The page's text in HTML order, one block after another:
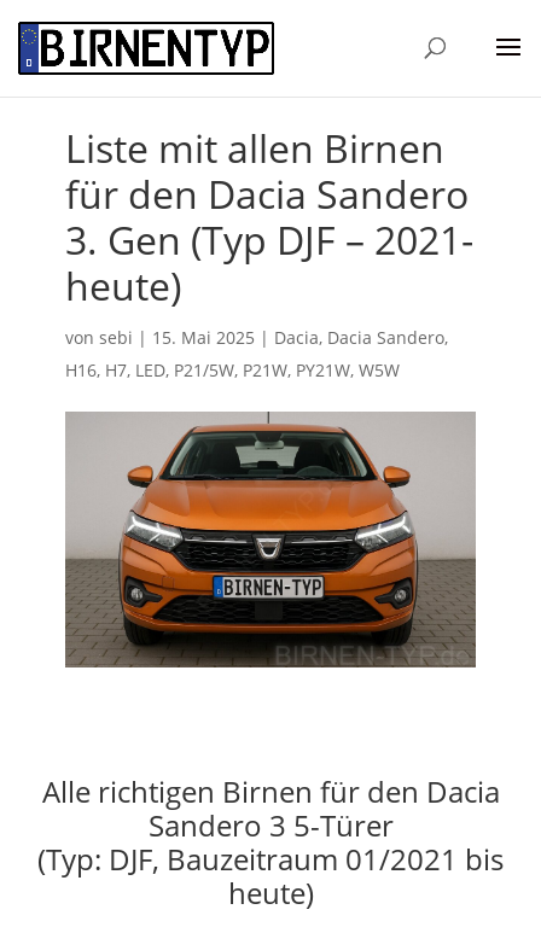
Liste mit allen Birnen
für den Dacia Sandero
3. Gen (Typ DJF – 2021-
heute)
von sebi | 15. Mai 2025 | Dacia, Dacia Sandero,
H16, H7, LED, P21/5W, P21W, PY21W, W5W
Alle richtigen Birnen für den Dacia
Sandero 3 5-Türer
(Typ: DJF, Bauzeitraum 01/2021 bis
heute)